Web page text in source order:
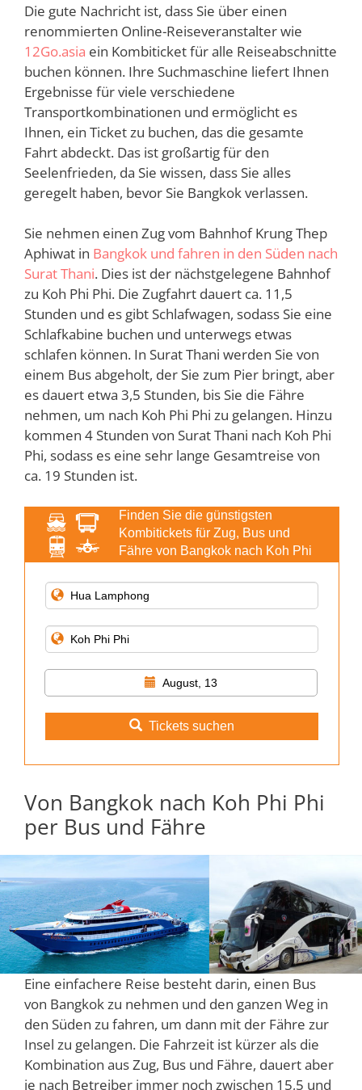
Die gute Nachricht ist, dass Sie über einen
renommierten Online-Reiseveranstalter wie
12Go.asia ein Kombiticket für alle Reiseabschnitte
buchen können. Ihre Suchmaschine liefert Ihnen
Ergebnisse für viele verschiedene
Transportkombinationen und ermöglicht es
Ihnen, ein Ticket zu buchen, das die gesamte
Fahrt abdeckt. Das ist großartig für den
Seelenfrieden, da Sie wissen, dass Sie alles
geregelt haben, bevor Sie Bangkok verlassen.
Sie nehmen einen Zug vom Bahnhof Krung Thep
Aphiwat in Bangkok und fahren in den Süden nach
Surat Thani. Dies ist der nächstgelegene Bahnhof
zu Koh Phi Phi. Die Zugfahrt dauert ca. 11,5
Stunden und es gibt Schlafwagen, sodass Sie eine
Schlafkabine buchen und unterwegs etwas
schlafen können. In Surat Thani werden Sie von
einem Bus abgeholt, der Sie zum Pier bringt, aber
es dauert etwa 3,5 Stunden, bis Sie die Fähre
nehmen, um nach Koh Phi Phi zu gelangen. Hinzu
kommen 4 Stunden von Surat Thani nach Koh Phi
Phi, sodass es eine sehr lange Gesamtreise von
ca. 19 Stunden ist.
Finden Sie die günstigsten
Kombitickets für Zug, Bus und
Fähre von Bangkok nach Koh Phi
August, 13
Tickets suchen
Von Bangkok nach Koh Phi Phi
per Bus und Fähre
Eine einfachere Reise besteht darin, einen Bus
von Bangkok zu nehmen und den ganzen Weg in
den Süden zu fahren, um dann mit der Fähre zur
Insel zu gelangen. Die Fahrzeit ist kürzer als die
Kombination aus Zug, Bus und Fähre, dauert aber
je nach Betreiber immer noch zwischen 15,5 und